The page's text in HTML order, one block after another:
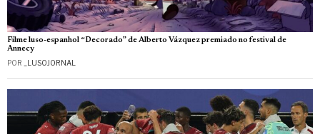
Filme luso-espanhol “Decorado” de Alberto Vázquez premiado no festival de
Annecy
POR _LUSOJORNAL